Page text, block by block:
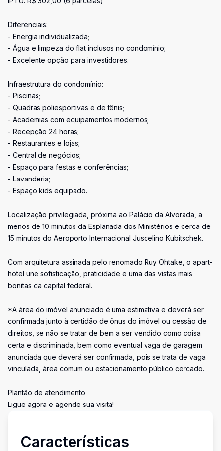
Diferenciais:
- Energia individualizada;
- Água e limpeza do flat inclusos no condomínio;
- Excelente opção para investidores.
Infraestrutura do condomínio:
- Piscinas;
- Quadras poliesportivas e de tênis;
- Academias com equipamentos modernos;
- Recepção 24 horas;
- Restaurantes e lojas;
- Central de negócios;
- Espaço para festas e conferências;
- Lavanderia;
- Espaço kids equipado.
Localização privilegiada, próxima ao Palácio da Alvorada, a
menos de 10 minutos da Esplanada dos Ministérios e cerca de
15 minutos do Aeroporto Internacional Juscelino Kubitschek.
Com arquitetura assinada pelo renomado Ruy Ohtake, o apart-
hotel une sofisticação, praticidade e uma das vistas mais
bonitas da capital federal.
*A área do imóvel anunciado é uma estimativa e deverá ser
confirmada junto à certidão de ônus do imóvel ou cessão de
direitos, se não se tratar de bem a ser vendido como coisa
certa e discriminada, bem como eventual vaga de garagem
anunciada que deverá ser confirmada, pois se trata de vaga
vinculada, área comum ou estacionamento público cercado.
Plantão de atendimento
Ligue agora e agende sua visita!
Características